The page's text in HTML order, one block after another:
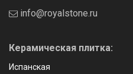
info@royalstone.ru
Керамическая плитка:
Испанская